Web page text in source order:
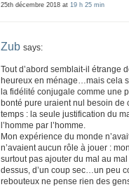
25th décembre 2018 at 19 h 25 min
Zub says:
Tout d’abord semblait-il étrange
heureux en ménage…mais cela
la fidélité conjugale comme une
bonté pure uraient nul besoin
temps : la seule justification du
l’homme par l’homme.
Mon expérience du monde
n’avaient aucun rôle à jouer :
surtout pas ajouter du mal au
dessus, d’un coup sec…un peu
rebouteux ne pense rien des